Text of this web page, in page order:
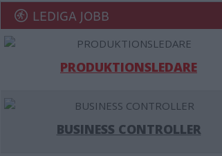
LEDIGA JOBB
PRODUKTIONSLEDARE
BUSINESS CONTROLLER